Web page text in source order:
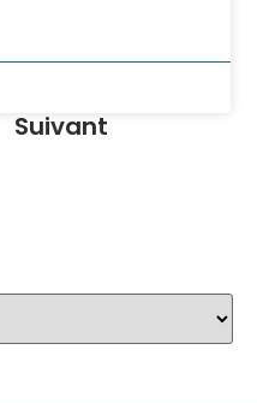
Suivant